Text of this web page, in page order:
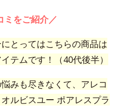
ミをご紹介／
とってはこちらの商品は
テムです！（40代後半）
みも尽きなくて、アレコ
ルビスユー ポアレスプラ